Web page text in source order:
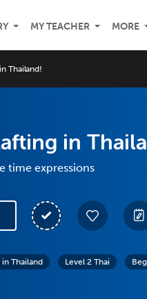
MY TEACHER MORE
Thailand!
in
time expressions
in Thailand Level 2 Thai